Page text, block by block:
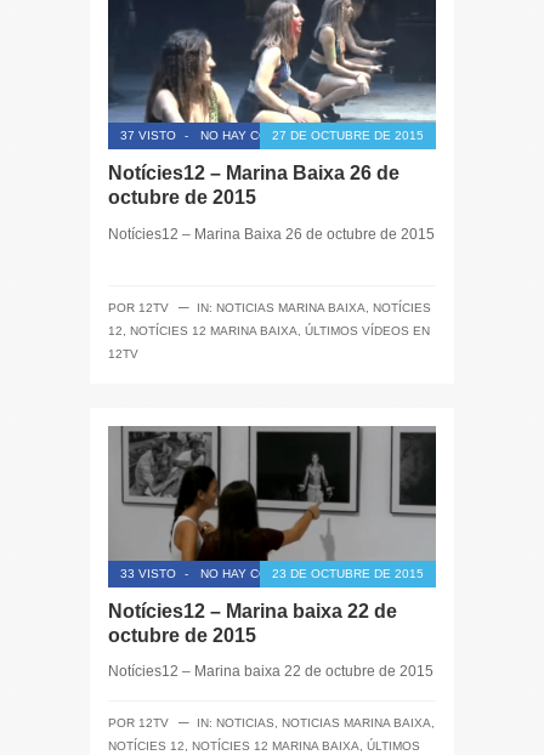
37 VISTO - NO HAY COMENTARIOS27 DE OCTUBRE DE 2015
Notícies12 – Marina Baixa 26 de
octubre de 2015
Notícies12 – Marina Baixa 26 de octubre de 2015
POR 12TV ─ IN: NOTICIAS MARINA BAIXA
NOTÍCIES
12
NOTÍCIES 12 MARINA BAIXA
ÚLTIMOS VÍDEOS EN
12TV
33 VISTO - NO HAY COMENTARIOS23 DE OCTUBRE DE 2015
Notícies12 – Marina baixa 22 de
octubre de 2015
Notícies12 – Marina baixa 22 de octubre de 2015
POR 12TV ─ IN: NOTICIAS, NOTICIAS MARINA BAIXA,
NOTÍCIES 12, NOTÍCIES 12 MARINA BAIXA, ÚLTIMOS